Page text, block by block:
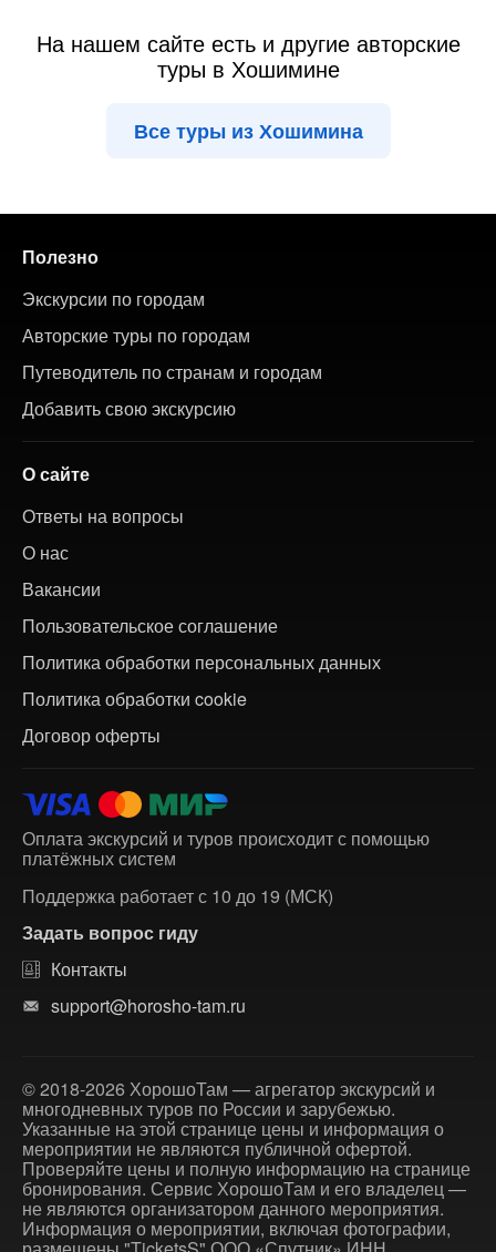
На нашем сайте есть и другие авторские
туры в Хошимине
Все туры из Хошимина
Полезно
Экскурсии по городам
Авторские туры по городам
Путеводитель по странам и городам
Добавить свою экскурсию
О сайте
Ответы на вопросы
О нас
Вакансии
Пользовательское соглашение
Политика обработки персональных данных
Политика обработки cookie
Договор оферты
Оплата экскурсий и туров происходит с помощью
платёжных систем
Поддержка работает с 10 до 19 (МСК)
Задать вопрос гиду
Контакты
support@horosho-tam.ru
© 2018-2026 ХорошоТам — агрегатор экскурсий и
многодневных туров по России и зарубежью.
Указанные на этой странице цены и информация о
мероприятии не являются публичной офертой.
Проверяйте цены и полную информацию на странице
бронирования. Сервис ХорошоТам и его владелец —
не являются организатором данного мероприятия.
Информация о мероприятии, включая фотографии,